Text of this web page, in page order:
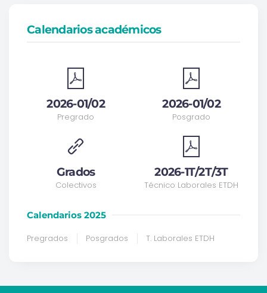
Calendarios académicos
2026-01/02
Pregrado
Grados
Colectivos
2026-01/02
Posgrado
2026-1T/2T/3T
Técnico Laborales ETDH
Calendarios 2025
Pregrados Posgrados T. Laborales ETDH